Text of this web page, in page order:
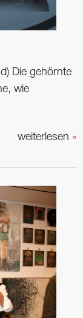
Die gehörnte
wie
weiterlesen »